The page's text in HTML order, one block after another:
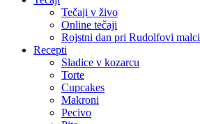
Tečaji v živo
Online tečaji
Rojstni dan pri Rudolfovi malci
Recepti
Sladice v kozarcu
Torte
Cupcakes
Makroni
Pecivo